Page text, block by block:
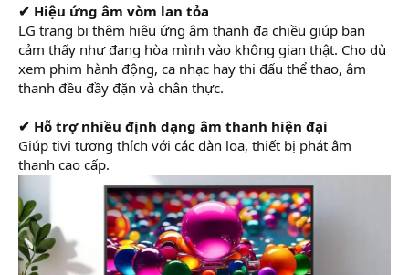
✔ Hiệu ứng âm vòm lan tỏa
LG trang bị thêm hiệu ứng âm thanh đa chiều giúp bạn
cảm thấy như đang hòa mình vào không gian thật. Cho dù
xem phim hành động, ca nhạc hay thi đấu thể thao, âm
thanh đều đầy đặn và chân thực.
✔ Hỗ trợ nhiều định dạng âm thanh hiện đại
Giúp tivi tương thích với các dàn loa, thiết bị phát âm
thanh cao cấp.